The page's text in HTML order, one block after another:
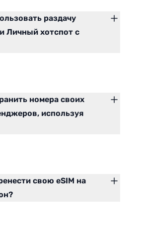
раздачу
Личный хотспот с
номера своих
используя
свою eSIM на